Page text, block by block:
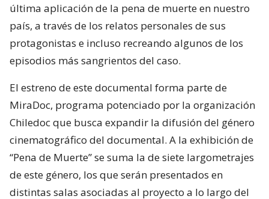
última aplicación de la pena de muerte en nuestro
país, a través de los relatos personales de sus
protagonistas e incluso recreando algunos de los
episodios más sangrientos del caso.
El estreno de este documental forma parte de
MiraDoc, programa potenciado por la organización
Chiledoc que busca expandir la difusión del género
cinematográfico del documental. A la exhibición de
“Pena de Muerte” se suma la de siete largometrajes
de este género, los que serán presentados en
distintas salas asociadas al proyecto a lo largo del